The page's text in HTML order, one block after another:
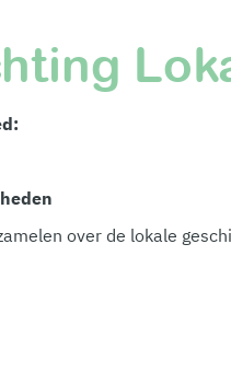
over de lokale